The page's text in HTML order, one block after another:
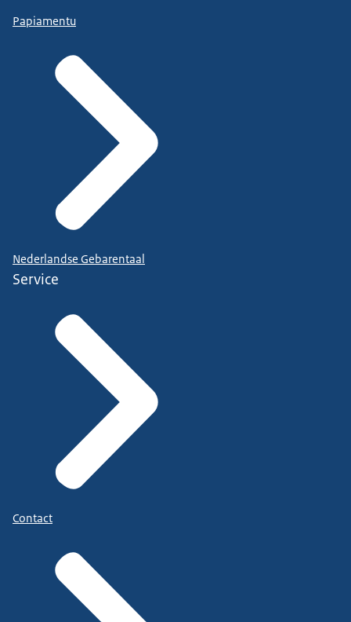
Papiamentu
Nederlandse Gebarentaal
Service
Contact